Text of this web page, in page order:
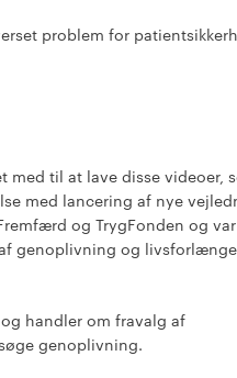
problem for
med til at lave disse videoer,
med lancering af nye
og TrygFonden og
genoplivning og
handler om fravalg af
genoplivning.